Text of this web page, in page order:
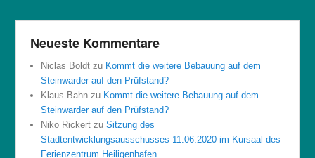
Neueste Kommentare
Niclas Boldt zu Kommt die weitere Bebauung auf dem
Steinwarder auf den Prüfstand?
Klaus Bahn zu Kommt die weitere Bebauung auf dem
Steinwarder auf den Prüfstand?
Niko Rickert zuSitzung des
Stadtentwicklungsausschusses 11.06.2020 im Kursaal des
Ferienzentrum Heiligenhafen.